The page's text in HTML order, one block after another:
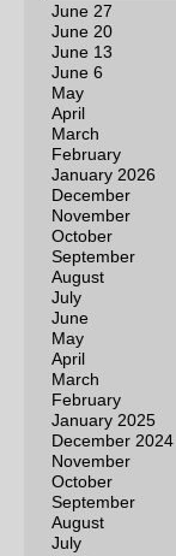
June 27
June 20
June 13
June 6
May
April
March
February
January 2026
December
November
October
September
August
July
June
May
April
March
February
January 2025
December 2024
November
October
September
August
July